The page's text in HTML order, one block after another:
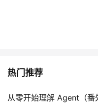
热门推荐
从零开始理解 Agent（番